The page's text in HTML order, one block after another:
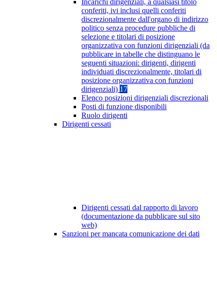
Incarichi dirigenziali, a qualsiasi titolo
conferiti, ivi inclusi quelli conferiti
discrezionalmente dall'organo di indirizzo
politico senza procedure pubbliche di
selezione e titolari di posizione
organizzativa con funzioni dirigenziali (da
pubblicare in tabelle che distinguano le
seguenti situazioni: dirigenti, dirigenti
individuati discrezionalmente, titolari di
posizione organizzativa con funzioni
dirigenziali) 17
Elenco posizioni dirigenziali discrezionali
Posti di funzione disponibili
Ruolo dirigenti
Dirigenti cessati
Dirigenti cessati dal rapporto di lavoro
(documentazione da pubblicare sul sito
web)
Sanzioni per mancata comunicazione dei dati